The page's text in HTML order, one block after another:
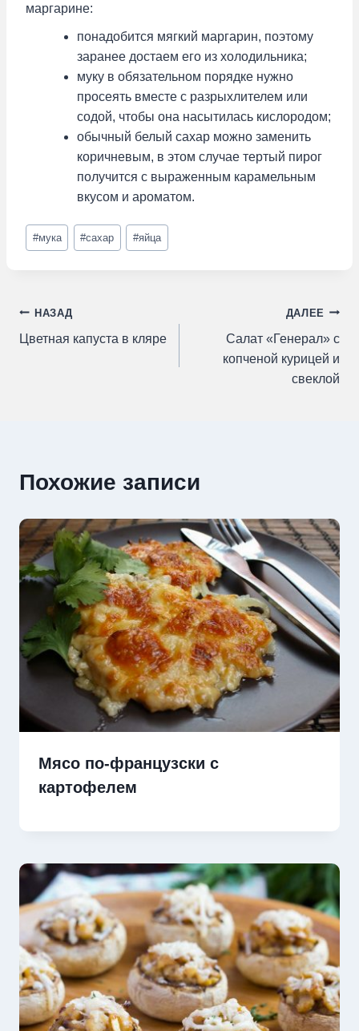
маргарине:
понадобится мягкий маргарин, поэтому
заранее достаем его из холодильника;
муку в обязательном порядке нужно
просеять вместе с разрыхлителем или
содой, чтобы она насытилась кислородом;
обычный белый сахар можно заменить
коричневым, в этом случае тертый пирог
получится с выраженным карамельным
вкусом и ароматом.
Метки
записи:
#мука #сахар #яйца
Навигация
по
НАЗАД
Цветная капуста в кляре
ДАЛЕЕ
Салат «Генерал» с
копченой курицей и
свеклой
Похожие записи
Мясо по-французски с
картофелем